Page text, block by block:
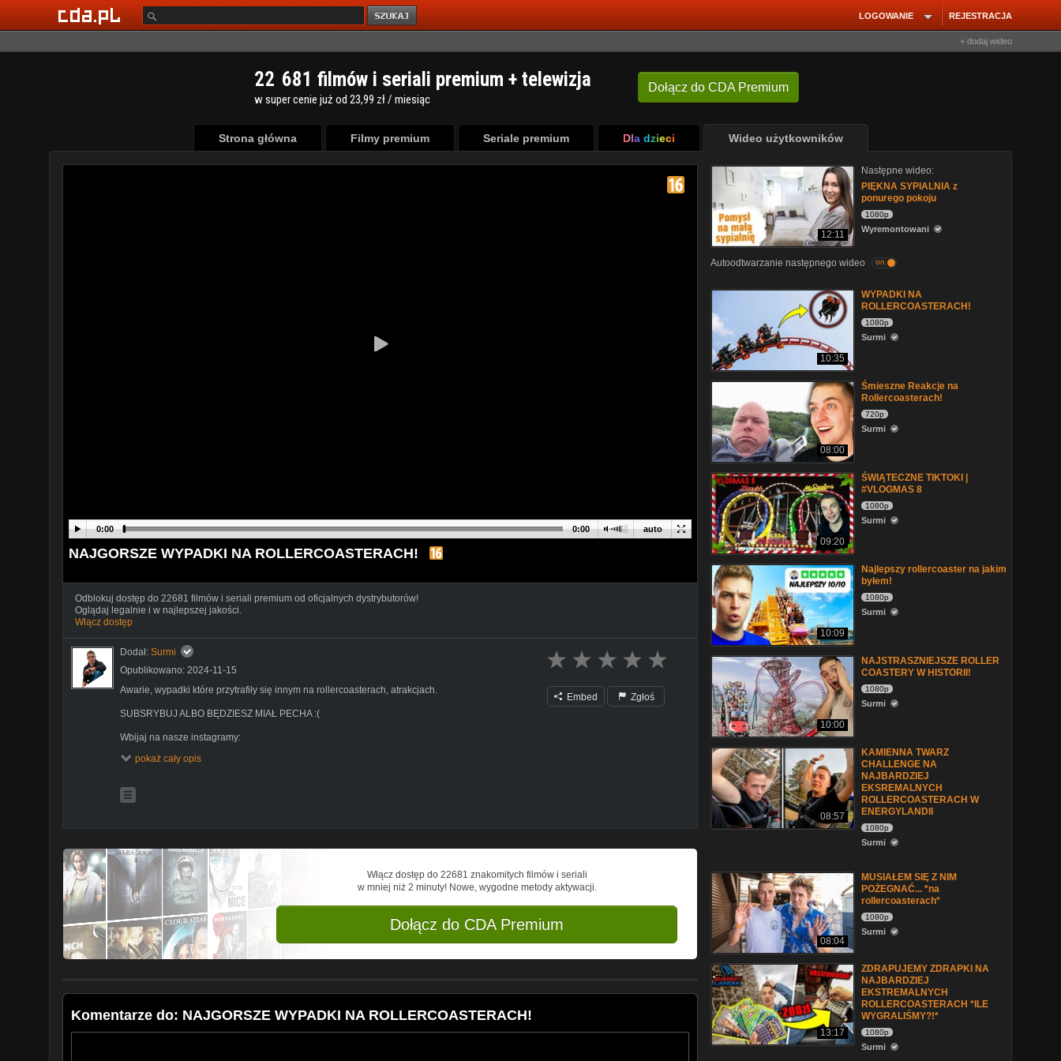
REJESTRACJA
LOGOWANIE
+ dodaj wideo
Dołącz do CDA Premium
22 681 filmów i seriali premium + telewizja
w super cenie już od 23,99 zł / miesiąc
Strona główna Filmy premium Seriale premium Dla dzieci Wideo użytkowników
auto
0:00 0:00
NAJGORSZE WYPADKI NA ROLLERCOASTERACH!
Odblokuj dostęp do 22681 filmów i seriali premium od oficjalnych dystrybutorów!
Oglądaj legalnie i w najlepszej jakości.
Włącz dostęp
Dodał: Surmi
Opublikowano: 2024-11-15
Awarie, wypadki które przytrafiły się innym na rollercoasterach, atrakcjach.
SUBSRYBUJ ALBO BĘDZIESZ MIAŁ PECHA :(
Wbijaj na nasze instagramy:
Kinga -http://www.instagram.com/mala_madeja
--------------------------------------------------------------
W sprawach biznesowych itp.
pokaż cały opis
Embed Zgłoś
Włącz dostęp do 22681 znakomitych filmów i seriali
w mniej niż 2 minuty! Nowe, wygodne metody aktywacji.
Dołącz do CDA Premium
Komentarze do: NAJGORSZE WYPADKI NA ROLLERCOASTERACH!
12:11
Następne wideo:
PIĘKNA SYPIALNIA z
ponurego pokoju
1080p
Wyremontowani
Autoodtwarzanie następnego wideo on
10:35
WYPADKI NA
ROLLERCOASTERACH!
1080p
Surmi
08:00
Śmieszne Reakcje na
Rollercoasterach!
720p
Surmi
09:20
ŚWIĄTECZNE TIKTOKI |
#VLOGMAS 8
1080p
Surmi
10:09
Najlepszy rollercoaster na jakim
byłem!
1080p
Surmi
10:00
NAJSTRASZNIEJSZE ROLLER
COASTERY W HISTORII!
1080p
Surmi
08:57
KAMIENNA TWARZ
CHALLENGE NA
NAJBARDZIEJ
EKSREMALNYCH
ROLLERCOASTERACH W
ENERGYLANDII
1080p
Surmi
08:04
MUSIAŁEM SIĘ Z NIM
POŻEGNAĆ... *na
rollercoasterach*
1080p
Surmi
13:17
ZDRAPUJEMY ZDRAPKI NA
NAJBARDZIEJ
EKSTREMALNYCH
ROLLERCOASTERACH *ILE
WYGRALIŚMY?!*
1080p
Surmi